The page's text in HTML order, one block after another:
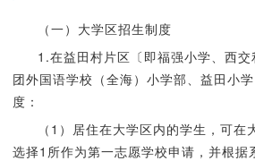
（一）大学区招生制度
1.在益田村片区〔即福强小学、西
团外国语学校（全海）小学部、益田小
度：
（1）居住在大学区内的学生，可
选择1所作为第一志愿学校申请，并根据